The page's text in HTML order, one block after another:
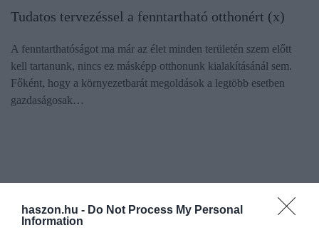
haszon.hu - Do Not Process My Personal
Information
Tudatos tervezéssel a fenntartható otthonért (x)
A fenntarthatóságot ma már az élet minden területén szem előtt
kell tartanunk, nincs ez másképp otthonunk kialakításánál sem.
Főként, hogy a környezetbarát megoldások a legtöbb esetben
gazdaságosak…